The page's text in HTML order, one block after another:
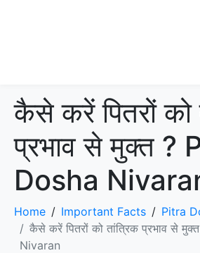
कैसे करें पितरों को
प्रभाव से मुक्त ?
Dosha
Home Important Facts
Pitra
कैसे करें पितरों को तांत्रिक प्रभाव से
Nivaran